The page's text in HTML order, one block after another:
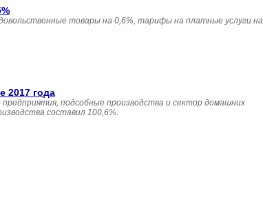
товары на 0,6%, тарифы на платные услуги на
2017 года
подсобные производства и сектор домашних
составил 100,6%.